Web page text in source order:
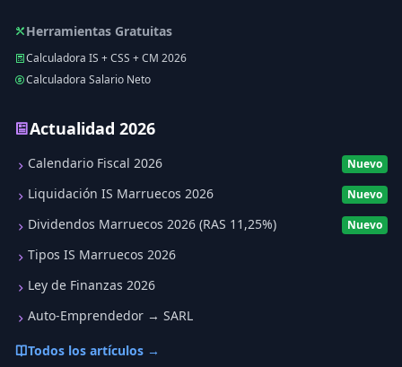
Herramientas Gratuitas
Calculadora IS + CSS + CM 2026
Calculadora Salario Neto
Actualidad 2026
Calendario Fiscal 2026 Nuevo
Liquidación IS Marruecos 2026 Nuevo
Dividendos Marruecos 2026 (RAS 11,25%) Nuevo
Tipos IS Marruecos 2026
Ley de Finanzas 2026
Auto-Emprendedor → SARL
Todos los artículos →